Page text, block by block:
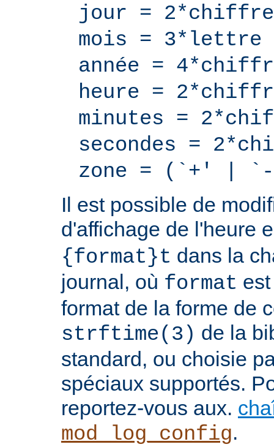
jour = 2*chiffre
mois = 3*lettre
année =
heure =
minutes =
secondes =
zone = (`+' |
Il est possible de
d'affichage de l'heure
{format}t dans la
journal, où format
format de la forme de
strftime(3) de la
standard, ou choisie
spéciaux supportés.
reportez-vous aux.
mod_log_config.